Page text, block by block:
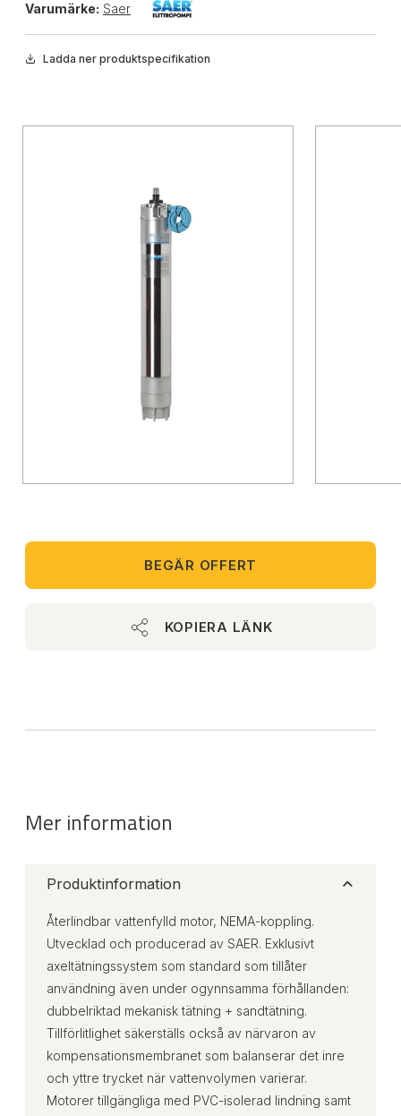
Varumärke: Saer
Ladda ner produktspecifikation
BEGÄR OFFERT
KOPIERA LÄNK
Mer information
Produktinformation
Återlindbar vattenfylld motor, NEMA-koppling.
Utvecklad och producerad av SAER. Exklusivt
axeltätningssystem som standard som tillåter
användning även under ogynnsamma förhållanden:
dubbelriktad mekanisk tätning + sandtätning.
Tillförlitlighet säkerställs också av närvaron av
kompensationsmembranet som balanserar det inre
och yttre trycket när vattenvolymen varierar.
Motorer tillgängliga med PVC-isolerad lindning samt